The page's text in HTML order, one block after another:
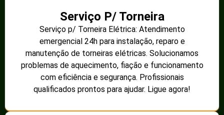
Serviço P/ Torneira
Serviço p/ Torneira Elétrica: Atendimento
emergencial 24h para instalação, reparo e
manutenção de torneiras elétricas. Solucionamos
problemas de aquecimento, fiação e funcionamento
com eficiência e segurança. Profissionais
qualificados prontos para ajudar. Ligue agora!